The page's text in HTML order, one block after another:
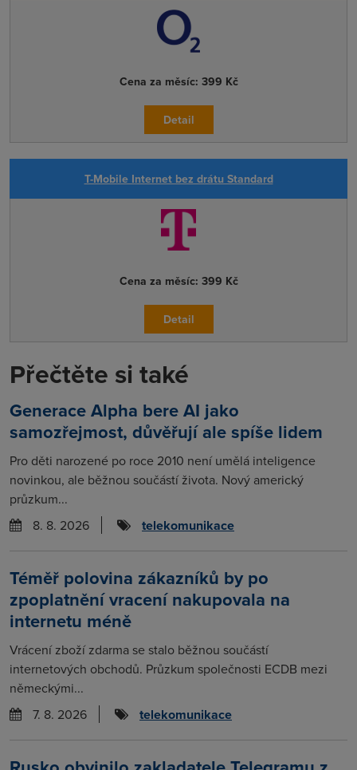
Cena za měsíc: 399 Kč
Detail
T-Mobile Internet bez drátu Standard
Cena za měsíc: 399 Kč
Detail
Přečtěte si také
Generace Alpha bere AI jako
samozřejmost, důvěřují ale spíše lidem
Pro děti narozené po roce 2010 není umělá inteligence
novinkou, ale běžnou součástí života. Nový americký
průzkum...
8. 8. 2026
telekomunikace
Téměř polovina zákazníků by po
zpoplatnění vracení nakupovala na
internetu méně
Vrácení zboží zdarma se stalo běžnou součástí
internetových obchodů. Průzkum společnosti ECDB mezi
německými...
7. 8. 2026
telekomunikace